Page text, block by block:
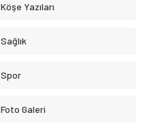
Köşe Yazıları
Sağlık
Spor
Foto Galeri